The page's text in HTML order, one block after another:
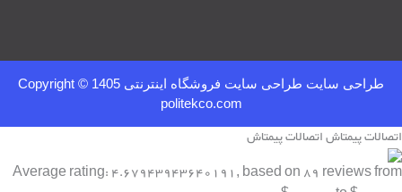
طراحی سایت طراحی سایت فروشگاه اینترنتی Copyright © 1405
politekco.com
اتصالات پیمتاشاتصالات پیمتاش
Average rating:4.67943943640191, based on89 reviewsfrom